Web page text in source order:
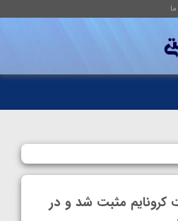
کرونایم مثبت شد و در